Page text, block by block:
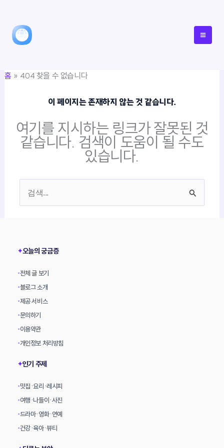
너홈 404 찾을 수 없습니다
이 페이지는 존재하지 않는 것 같습니다.
여기를 지시하는 링크가 잘못된 것
같습니다. 검색이 도움이 될 수도
있습니다.
✦오늘의 궁금증
•전체 글 보기
•블로그 소개
•제공 서비스
•문의하기
•이용약관
•개인정보 처리방침
✦인기 주제
•맛집·요리·레시피
•여행·나들이·사진
•드라마·영화·연예
•건강·육아·뷰티